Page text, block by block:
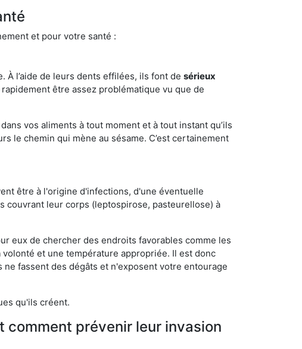
et pour votre santé :
l’aide de leurs dents effilées, ils font de sérieux
rapidement être assez problématique vu que de
vos aliments à tout moment et à tout instant qu’ils
le chemin qui mène au sésame. C’est certainement
être à l'origine d'infections, d'une éventuelle
couvrant leur corps (leptospirose, pasteurellose) à
eux de chercher des endroits favorables comme les
et une température appropriée. Il est donc
fassent des dégâts et n'exposent votre entourage
qu'ils créent.
comment prévenir leur invasion